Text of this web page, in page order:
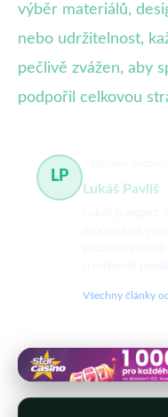
výběr materiálů,
nebo udržitelnost,
pečlivě zvážen, aby
podpořil celkovou
LP
Lukáš Pavliš
Všechny články